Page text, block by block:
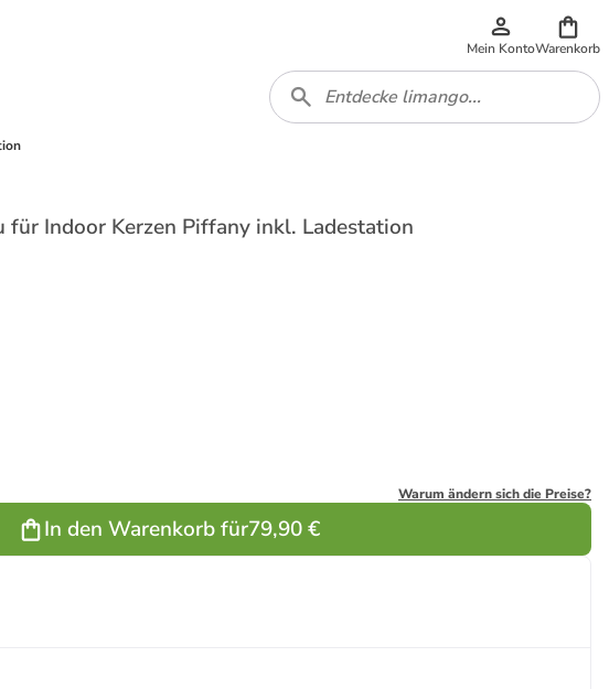
Mein KontoWarenkorb
Indoor Kerzen Piffany inkl. Ladestation
Warum ändern sich die Preise?
In den Warenkorb für79,90 €